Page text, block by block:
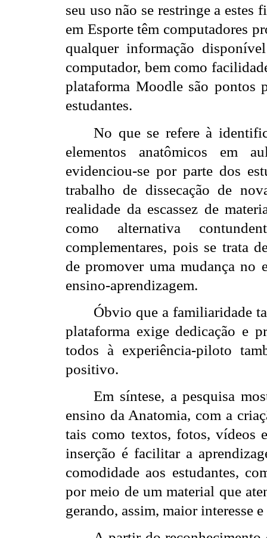
seu uso não se restringe a estes
em Esporte têm computadores
qualquer informação
computador, bem como
plataforma Moodle são pontos
estudantes.
No que se refere à
elementos anatômicos em
evidenciou-se por parte dos
trabalho de dissecação de
realidade da escassez de
como alternativa
complementares, pois se trata
de promover uma mudança no
ensino-aprendizagem.
Óbvio que a familiaridade
plataforma exige dedicação e
todos à experiência-piloto
positivo.
Em síntese, a pesquisa
ensino da Anatomia, com a
tais como textos, fotos, vídeos
inserção é facilitar a
comodidade aos estudantes,
por meio de um material que
gerando, assim, maior interesse